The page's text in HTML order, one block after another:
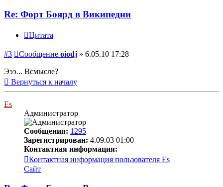
Re: Форт Боярд в Википедии
Цитата
#3 Сообщение oiodj » 6.05.10 17:28
Эээ... Всмысле?
Вернуться к началу
Es
Администратор
Сообщения: 1295
Зарегистрирован: 4.09.03 01:00
Контактная информация:
Контактная информация пользователя Es
Сайт